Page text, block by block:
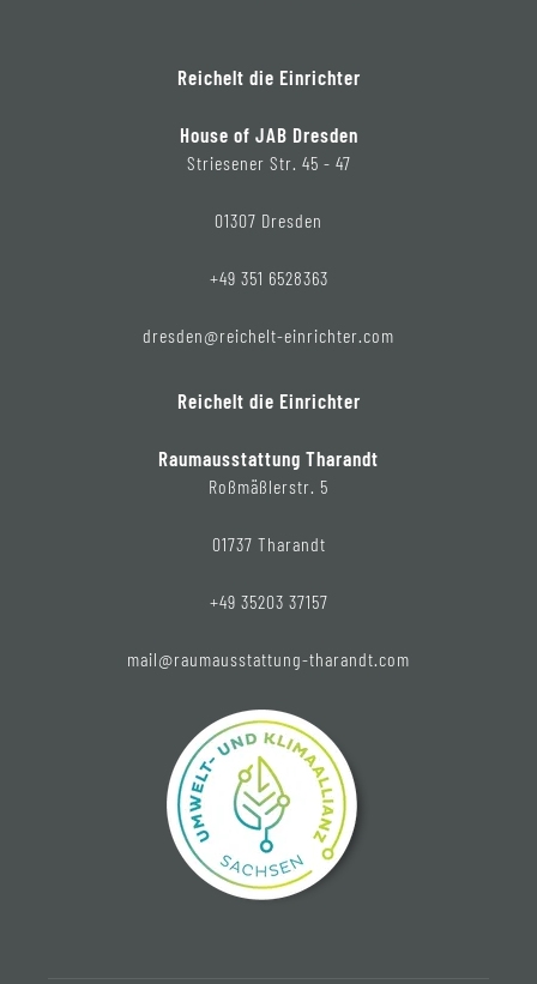
Reichelt die Einrichter
House of JAB Dresden
Striesener Str. 45 - 47
01307 Dresden
+49 351 6528363
dresden@reichelt-einrichter.com
Reichelt die Einrichter
Raumausstattung Tharandt
Roßmäßlerstr. 5
01737 Tharandt
+49 35203 37157
mail@raumausstattung-tharandt.com